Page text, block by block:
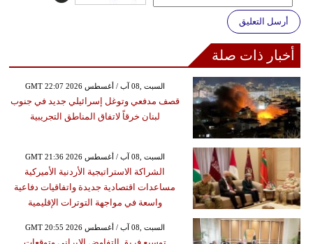
أرسل التعليق
أخبار ذات صلة
GMT 22:07 2026 السبت ,08 آب / أغسطس
قصف مدفعي وتوغل إسرائيلي جديد في جنوب
لبنان خرقاً لاتفاق المناطق التجريبية
GMT 21:36 2026 السبت ,08 آب / أغسطس
الشراكة الاستراتيجية الأردنية الأميركية
مساعدات اقتصادية جديدة واتفاقيات دفاعية
واسعة في مواجهة التوترات الإقليمية
GMT 20:55 2026 السبت ,08 آب / أغسطس